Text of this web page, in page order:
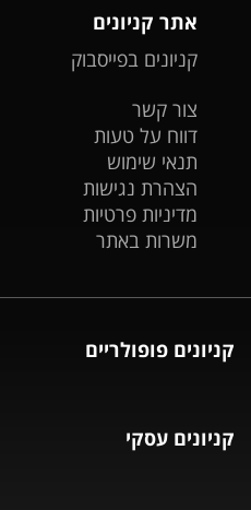
אתר קניונים
קניונים בפייסבוק
צור קשר
דווח על טעות
תנאי שימוש
הצהרת נגישות
מדיניות פרטיות
משרות באתר
קניונים פופולריים
קניונים עסקי